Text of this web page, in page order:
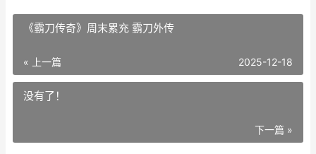
《霸刀传奇》周末累充 霸刀外传
« 上一篇 2025-12-18
没有了！
下一篇 »